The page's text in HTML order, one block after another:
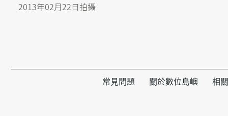
2013年02月22日拍攝
常見問題 關於數位島嶼 相